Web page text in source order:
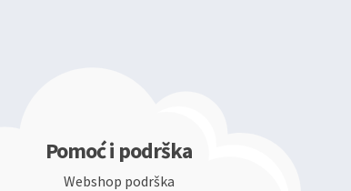
Pomoć i podrška
Webshop podrška